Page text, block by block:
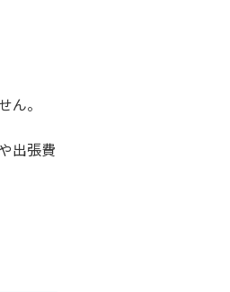
。
出張費